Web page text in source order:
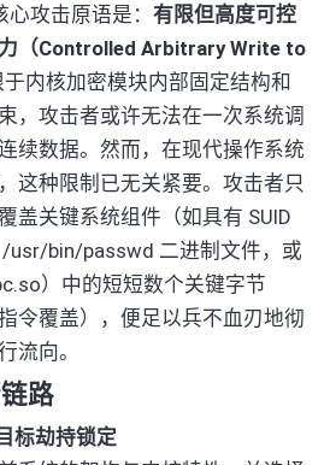
心攻击原语是：有限但高度可控
（Controlled Arbitrary Write to
内核加密模块内部固定结构和
，攻击者或许无法在一次系统调
续数据。然而，在现代操作系统
这种限制已无关紧要。攻击者只
盖关键系统组件（如具有 SUID
bin/passwd 二进制文件，或
）中的短短数个关键字节
令覆盖），便足以兵不血刃地彻
流向。
路
标劫持锁定